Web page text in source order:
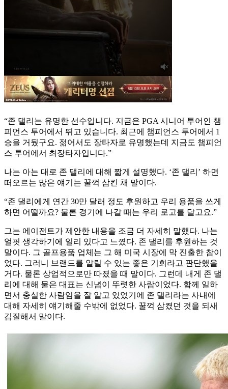
“존 댈리는 유명한 선수입니다. 지금은 PGA 시니어 투어인 챔
피언스 투어에서 뛰고 있습니다. 최근에 챔피언스 투어에서 1
승을 거뒀구요. 젊어서도 장타자로 유명했는데 지금도 챔피언
스 투어에서 최장타자입니다.”
나는 아는 대로 존 댈리에 대해 짧게 설명했다. ‘존 댈리’ 하면
떠오르는 많은 얘기는 꿀꺽 삼킨 채 말이다.
“존 댈리에게 연간 30만 달러 정도 후원하고 우리 용품을 쓰게
하면 어떨까요? 물론 경기에 나갈 때는 우리 로고를 달고요.”
그는 에이전트가 제안한 내용을 조금 더 자세히 말했다. 나는
얼핏 생각하기에 일리 있다고 느꼈다. 존 댈리를 후원하는 것
말이다. 그 골프용품 업체는 그 해 미국 시장에 막 진출한 참이
었다. 그러니 브랜드를 알릴 수 있는 좋은 기회라고 판단했을
거다. 물론 상업적으로만 따졌을 때 말이다. 그런데 내게 존 댈
리에 대해 물은 대표는 신념이 뚜렷한 사람이었다. 함께 일하
면서 충실한 사람임을 잘 알고 있었기에 존 댈리라는 사내에
대해 자세히 얘기해줄 수밖에 없었다. 꿀꺽 삼켰던 것을 되새
김질해서 말이다.